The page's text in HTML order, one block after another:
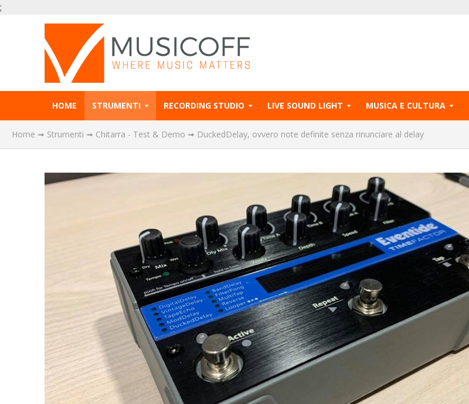
;
HOME STRUMENTI RECORDING STUDIO LIVE SOUND LIGHT MUSICA E CULTURA
Home ➟ Strumenti ➟ Chitarra - Test & Demo ➟ DuckedDelay, ovvero note definite senza rinunciare al delay